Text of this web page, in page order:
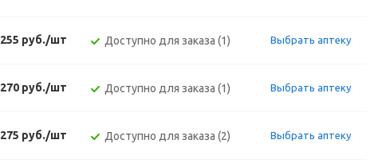
255 руб./шт Доступно для заказа (1) Выбрать аптеку
270 руб./шт Доступно для заказа (1) Выбрать аптеку
275 руб./шт Доступно для заказа (2) Выбрать аптеку